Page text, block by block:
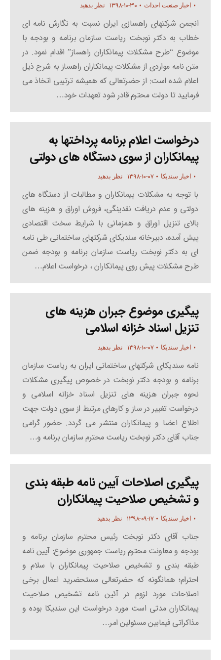
اخبار صنعت احداث ۱۳۹۸-۱۰-۳۰ نظر بدهید
انجمن شرکتهای راهسازی ایران نسبت به نگارش نامه ای
خطاب به دکتر نوبخت ریاست سازمان برنامه و بودجه با
موضوع “طرح مشکلات پیمانکاران راهساز” اقدام نمود. در
متن نامه مواردی از مشکلات پیمانکاران راهساز به شرح ذیل
اعلام شده است: از حضرتعالی که همیشه ترتیبی اتخاذ می
فرمایید تا دولت محترم قادر شود تعهدات خود…
درخواست اعلام برنامه پرداختها به
پیمانکاران از سوی دستگاه های دولتی
اخبار سندیکا ۱۳۹۸-۱۰-۰۷ نظر بدهید
با توجه به مشکلات پیمانکاران و مطالبات از دستگاه های
دولتی و عدم دریافت نقدینگی، فروش اوراق و هزینه های
بالای تنزیل اوراق و همزمانی با شرایط سخت اقتصادی
پیش آمده، دبیرخانه سندیکای شرکتهای ساختمانی طی نامه
ای به دکتر نوبخت ریاست سازمان برنامه و بودجه ضمن
طرح مشکلات پیش روی پیمانکاران ، درخواست اعلام…
پیگیری موضوع جبران هزینه های
تنزیل اسناد خزانه اسلامی
اخبار سندیکا ۱۳۹۸-۱۰-۰۷ نظر بدهید
نامه سندیکای شرکتهای ساختمانی ایران به ریاست سازمان
برنامه و بودجه دکتر نوبخت در خصوص پیگیری مشکلات
نحوه جبران هزینه های تنزیل اسناد خزانه اسلامی و
درخواست تغییر در ساز و کارهای مرتبط از سوی دولت جهت
اطلاع اعضا و پیمانکاران منتشر می گردد. حضور گرامی
جناب آقای دکتر نوبخت ریاست محترم سازمان برنامه و…
پیگیری اصلاحات آیین نامه طبقه بندی
و تشخیص صلاحیت پیمانکاران
اخبار سندیکا ۱۳۹۸-۰۹-۱۷ نظر بدهید
جناب آقای دکتر نوبخت رئیس محترم سازمان برنامه و
بودجه و معاونت محترم ریاست جمهوری موضوع: آیین نامه
طبقه بندی و تشخیص صلاحیت پیمانکاران با سلام و
احترام؛ همانگونه که حضرتعالی مستحضرید اعمال برخی
اصلاحات مورد لزوم در آئین نامه تشخیص صلاحیت
پیمانکاران مدتی است مورد درخواست این سندیکا بوده و
مذاکراتی فیمابین مسئولین امر…